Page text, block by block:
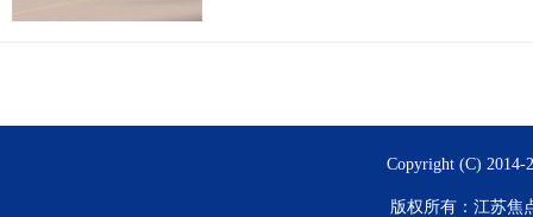
Copyright (C) 2014-
版权所有： 江苏焦